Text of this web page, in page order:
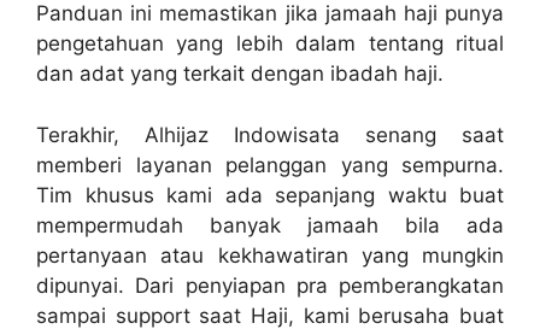
Panduan ini memastikan jika jamaah haji punya
pengetahuan yang lebih dalam tentang ritual
dan adat yang terkait dengan ibadah haji.
Terakhir, Alhijaz Indowisata senang saat
memberi layanan pelanggan yang sempurna.
Tim khusus kami ada sepanjang waktu buat
mempermudah banyak jamaah bila ada
pertanyaan atau kekhawatiran yang mungkin
dipunyai. Dari penyiapan pra pemberangkatan
sampai support saat Haji, kami berusaha buat